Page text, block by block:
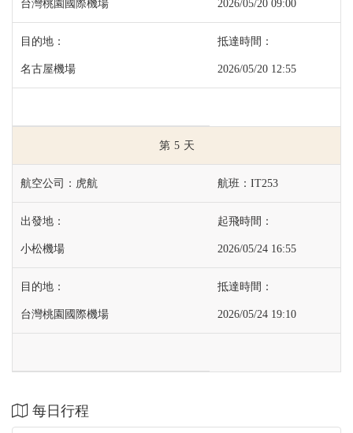
台灣桃園國際機場 2026/05/20 09:00
名古屋機場 2026/05/20 12:55
5
虎航 IT253
小松機場 2026/05/24 16:55
台灣桃園國際機場 2026/05/24 19:10
每日行程